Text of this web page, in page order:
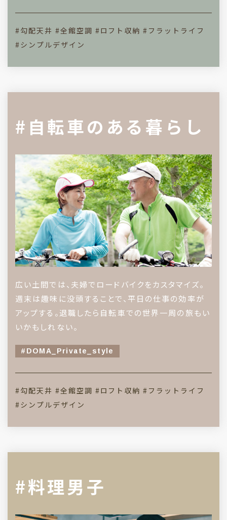
#勾配天井 #全館空調 #ロフト収納 #フラットライフ
#シンプルデザイン
#自転車のある暮らし
広い土間では、夫婦でロードバイクをカスタマイズ。
週末は趣味に没頭することで、平日の仕事の効率が
アップする。退職したら自転車での世界一周の旅もい
いかもしれない。
#DOMA_Private_style
#勾配天井 #全館空調 #ロフト収納 #フラットライフ
#シンプルデザイン
#料理男子